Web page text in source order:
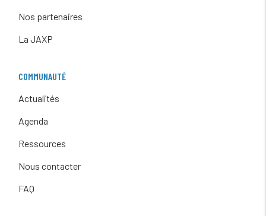
Nos partenaires
La JAXP
COMMUNAUTÉ
Actualités
Agenda
Ressources
Nous contacter
FAQ